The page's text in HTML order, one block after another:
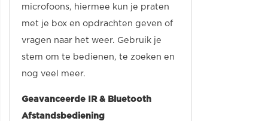
microfoons, hiermee kun je praten
met je box en opdrachten geven of
vragen naar het weer. Gebruik je
stem om te bedienen, te zoeken en
nog veel meer.
Geavanceerde IR & Bluetooth
Afstandsbediening